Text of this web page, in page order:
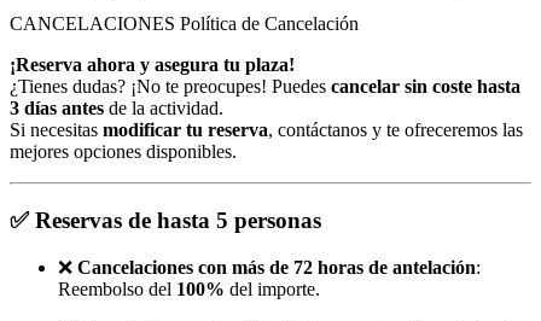
CANCELACIONES Política de Cancelación
¡Reserva ahora y asegura tu plaza!
¿Tienes dudas? ¡No te preocupes! Puedes cancelar sin coste hasta
3 días antes de la actividad.
Si necesitas modificar tu reserva, contáctanos y te ofreceremos las
mejores opciones disponibles.
✅Reservas de hasta 5 personas
❌ Cancelaciones con más de 72 horas de antelación:
Reembolso del 100% del importe.